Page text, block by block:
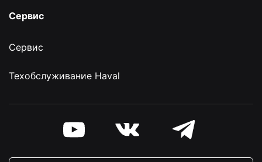
Сервис
Сервис
Техобслуживание Haval